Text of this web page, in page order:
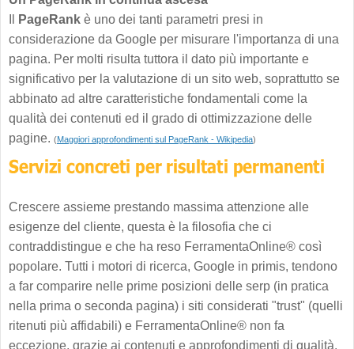
PageRank è uno dei tanti parametri presi in
considerazione da Google per misurare l'importanza di una
pagina. Per molti risulta tuttora il dato più importante e
significativo per la valutazione di un sito web, soprattutto se
abbinato ad altre caratteristiche fondamentali come la
qualità dei contenuti ed il grado di ottimizzazione delle
pagine. (Maggiori approfondimenti sul PageRank - Wikipedia)
Crescere assieme prestando massima attenzione alle
esigenze del cliente, questa è la filosofia che ci
contraddistingue e che ha reso FerramentaOnline® così
popolare. Tutti i motori di ricerca, Google in primis, tendono
a far comparire nelle prime posizioni delle serp (in pratica
nella prima o seconda pagina) i siti considerati "trust" (quelli
ritenuti più affidabili) e FerramentaOnline® non fa
eccezione, grazie ai contenuti e approfondimenti di qualità.